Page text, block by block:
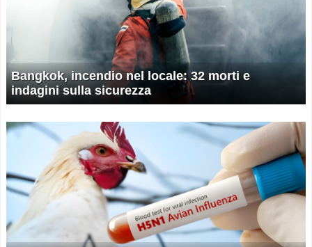
Bangkok, incendio nel locale: 32 morti e
indagini sulla sicurezza